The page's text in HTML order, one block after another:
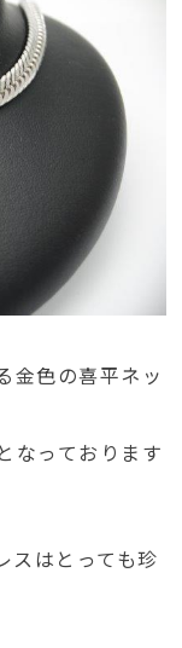
金色の喜平ネッ
となっております
スはとっても珍